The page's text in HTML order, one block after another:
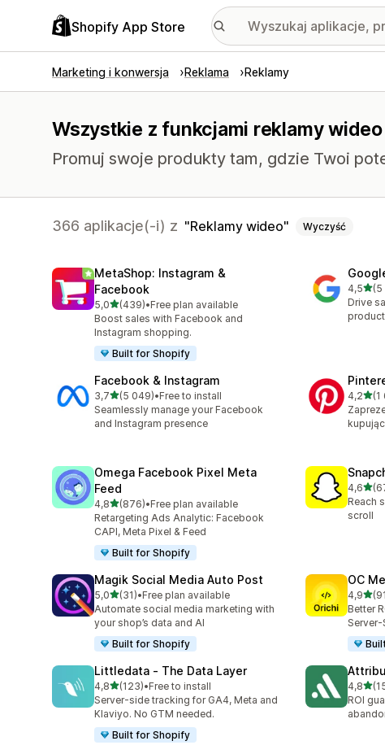
Shopify App Store
Marketing i konwersja Reklama Reklamy
Wszystkie z funkcjami reklamy wideo
Promuj swoje produkty tam, gdzie Twoi
366 aplikacje(-i) z Reklamy wideo Wyczyść
MetaShop: Instagram &
Facebook
5,0na 5 gwiazdek
(439)
Łączna liczba recenzji: 439
•Free plan available
Boost sales with Facebook and
Instagram shopping.
Built for Shopify
4,5na(5
Łączna
Drive
Facebook & Instagram
3,7na 5 gwiazdek
(5 049)
Łączna liczba recenzji: 5049
•Free to install
Seamlessly manage your Facebook
and Instagram presence
4,2na(1
Łączna
Omega Facebook Pixel Meta
Feed
4,8na 5 gwiazdek
(876)
Łączna liczba recenzji: 876
•Free plan available
Retargeting Ads Analytic: Facebook
CAPI, Meta Pixel & Feed
Built for Shopify
4,6na
Łączna
Reach
scroll
Magik Social Media Auto Post
5,0na 5 gwiazdek
(31)
Łączna liczba recenzji: 31
•Free plan available
Automate social media marketing with
your shop’s data and AI
Built for Shopify
OC
4,9na
Łączna
Better
Server-
Littledata ‑ The Data Layer
4,8na 5 gwiazdek
(123)
Łączna liczba recenzji: 123
•Free to install
Server-side tracking for GA4, Meta and
Klaviyo. No GTM needed.
Built for Shopify
4,8na
Łączna
ROI